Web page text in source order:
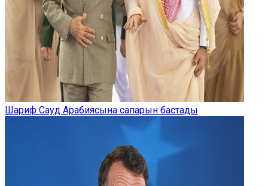
Шариф Сауд Арабиясына сапарын бастады